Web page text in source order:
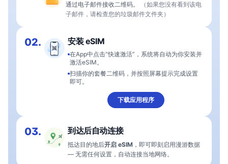
通过电子邮件接收二维码。
（如果您没有看到该电
子邮件，请检查您的垃圾邮件文件夹）
02. 安装 eSIM
在App中点击“快速激活”，系统将自动为你安装并
激活eSIM。
扫描你的套餐二维码，并按照屏幕提示完成设置
即可。
下载应用程序
03. 到达后自动连接
抵达目的地后开启 eSIM ，即可即刻启用漫游数据
— 无需任何设置，自动连接当地网络。